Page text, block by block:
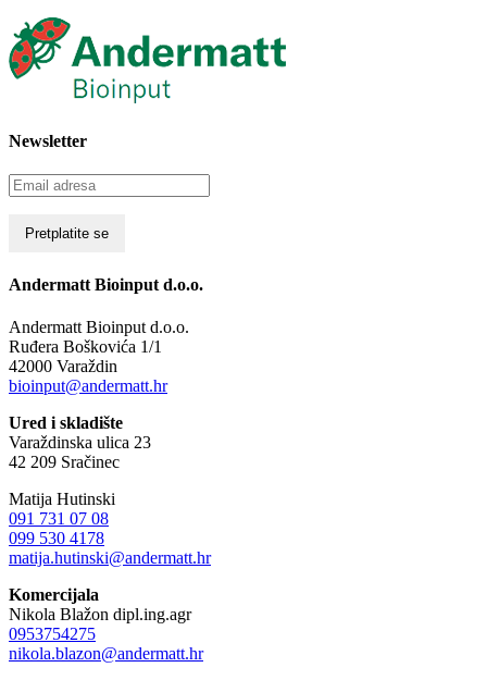
Newsletter
Andermatt Bioinput d.o.o.
Andermatt Bioinput d.o.o.
Ruđera Boškovića 1/1
42000 Varaždin
bioinput@andermatt.hr
Ured i skladište
Varaždinska ulica 23
42 209 Sračinec
Matija Hutinski
091 731 07 08
099 530 4178
matija.hutinski@andermatt.hr
Komercijala
Nikola Blažon dipl.ing.agr
0953754275
nikola.blazon@andermatt.hr